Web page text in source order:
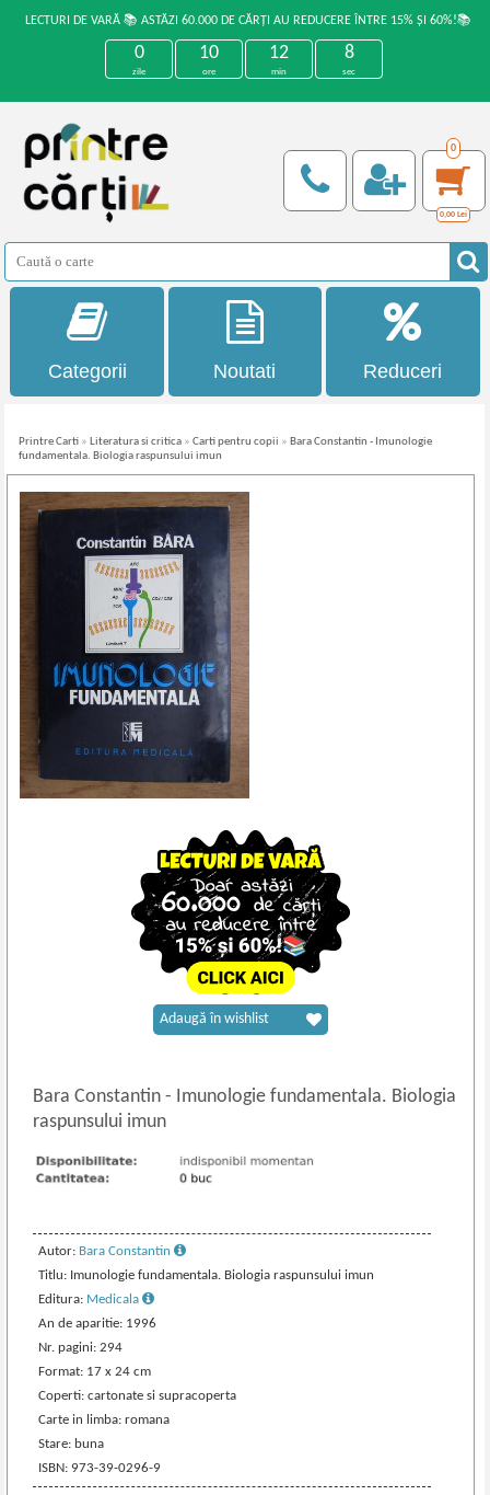
LECTURI DE VARĂ 📚 ASTĂZI 60.000 DE CĂRȚI AU REDUCERE ÎNTRE 15% ȘI 60%!📚
0
zile
10
ore
12
min
8
sec
0
0,00 Lei
Categorii Noutati Reduceri
Printre Carti » Literatura si critica »Carti pentru copii » Bara Constantin - Imunologie
fundamentala. Biologia raspunsului imun
Bara Constantin- Imunologie fundamentala. Biologia
raspunsului imun
Autor: Bara Constantin
Titlu: Imunologie fundamentala. Biologia raspunsului imun
Editura: Medicala
An de aparitie: 1996
Nr. pagini: 294
Format: 17 x 24 cm
Coperti: cartonate si supracoperta
Carte in limba: romana
Stare: buna
ISBN: 973-39-0296-9
Adaugă în wishlist